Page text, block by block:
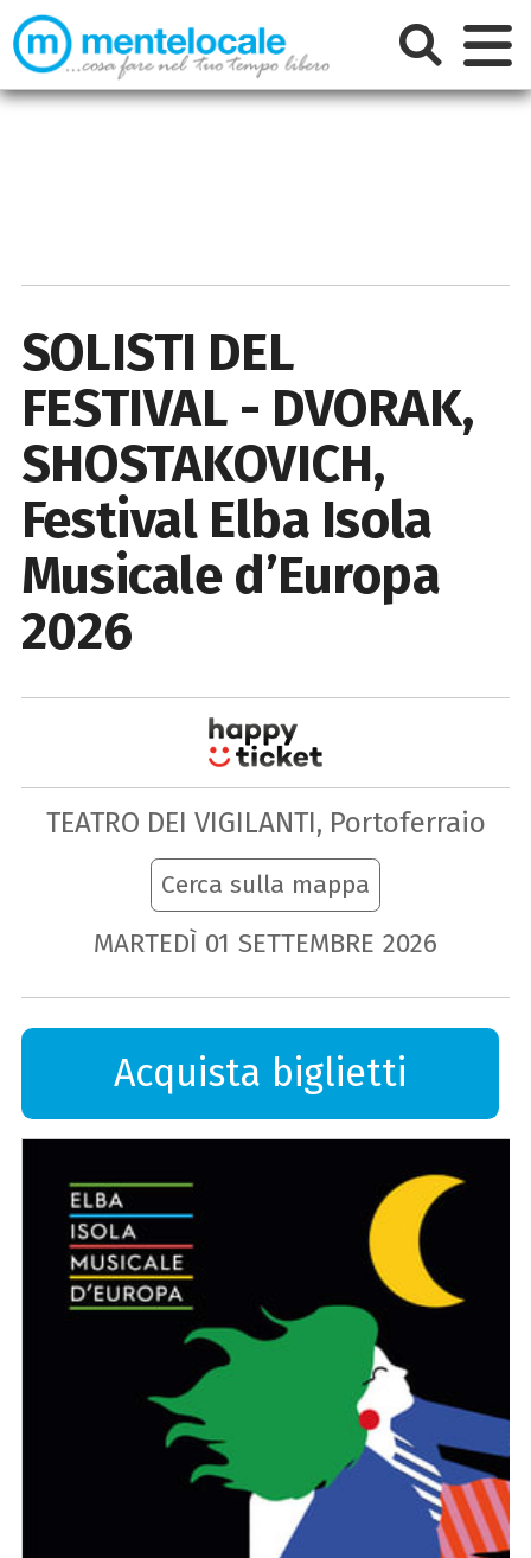
SOLISTI DEL
FESTIVAL - DVORAK,
SHOSTAKOVICH,
Festival Elba Isola
Musicale d’Europa
2026
TEATRO DEI VIGILANTI, Portoferraio
Cerca sulla mappa
MARTEDÌ 01 SETTEMBRE 2026
Acquista biglietti